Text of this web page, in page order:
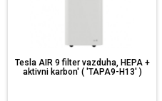
Tesla AIR 9 filter vazduha, HEPA +
aktivni karbon' ( 'TAPA9-H13' )